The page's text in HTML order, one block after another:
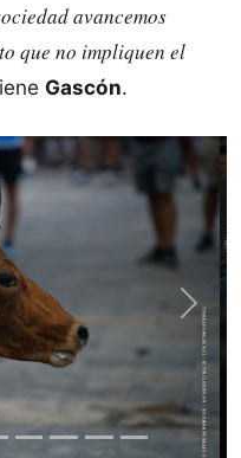
avancemos
que no impliquen el
Gascón.
Next